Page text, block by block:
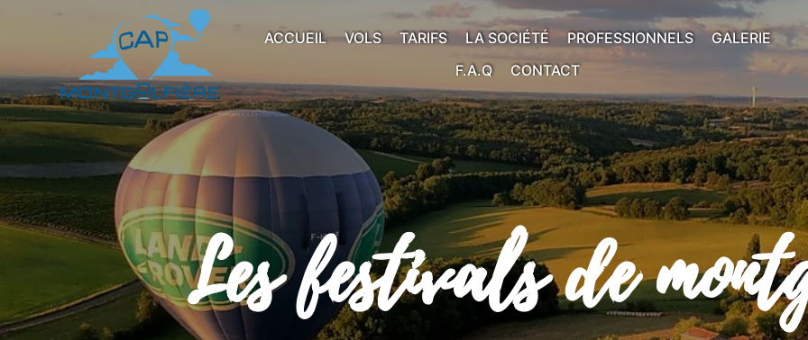
ACCUEIL VOLS TARIFS LA SOCIÉTÉ PROFESSIONNELS
GALERIE
F.A.Q
CONTACT
Les festivals de